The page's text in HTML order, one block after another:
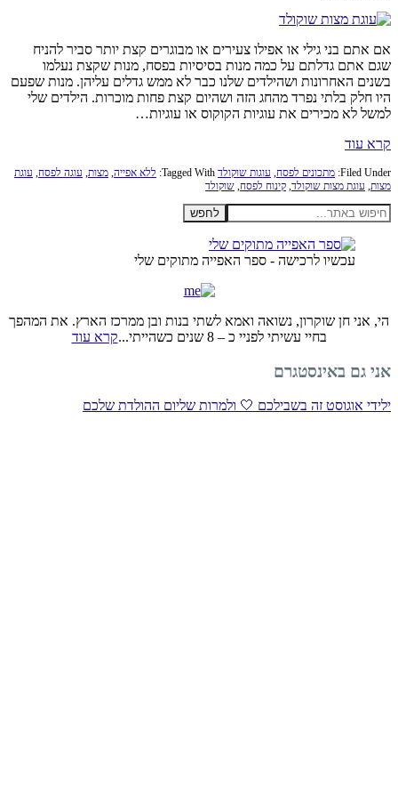
אם אתם בני גילי או אפילו צעירים או מבוגרים קצת יותר סביר להניח
שגם אתם גדלתם על כמה מנות בסיסיות בפסח, מנות שקצת נעלמו
בשנים האחרונות ושהילדים שלנו כבר לא ממש גדלים עליהן. מנות שפעם
היו חלק בלתי נפרד מהחג הזה ושהיום קצת פחות מוכרות. הילדים שלי
למשל לא מכירים את עוגיות הקוקוס או עוגיות…
קרא עוד
Filed Under: מתכונים לפסח עוגות שוקולד Tagged With: ללא אפייה מצות עוגה לפסח עוגת
מצות עוגת מצות שוקולד קינוח לפסח שוקולד
Primary
Sidebar
חיפוש
באתר...
עכשיו לרכישה - ספר האפייה מתוקים שלי
הי, אני חן שוקרון, נשואה ואמא לשתי בנות ובן ממרכז הארץ. את המהפך
בחיי עשיתי לפניי כ – 8 שנים כשהייתי...
קרא עוד
אני גם באינסטגרם
ילידי אוגוסט זה בשבילכם 🤍 ולמרות שליום ההולדת שלכם